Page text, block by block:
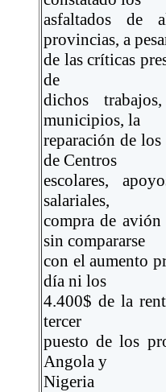
asfaltados de
provincias, a
de las críticas
de
dichos
municipios, la
reparación de
de Centros
escolares,
salariales,
compra de
sin compararse
con el aumento
día ni los
4.400$ de la
tercer
puesto de los
Angola y
Nigeria